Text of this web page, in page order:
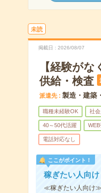
未読
掲載日 2026/08/07
【経験が
供給・検査
派遣先 製造・建築
職種未経験OK 社
40～50代活躍
電話対応なし
ここがポイント！
稼ぎたい人向け
≪稼ぎたい人向け≫